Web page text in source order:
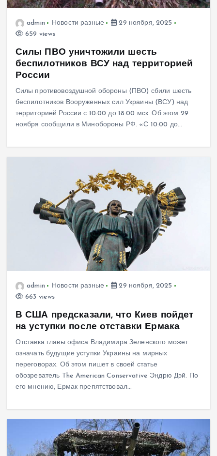
admin Новости разные
29 ноября, 2025
659 views
Силы ПВО уничтожили шесть
беспилотников ВСУ над территорией
России
Силы противовоздушной обороны (ПВО) сбили шесть
беспилотников Вооруженных сил Украины (ВСУ) над
территорией России с 10:00 до 18:00 мск. Об этом 29
ноября сообщили в Минобороны РФ. «С 10:00 до…
admin Новости разные
29 ноября, 2025
663 views
В США предсказали, что Киев пойдет
на уступки после отставки Ермака
Отставка главы офиса Владимира Зеленского может
означать будущие уступки Украины на мирных
переговорах. Об этом пишет в своей статье
обозреватель The American Conservative Эндрю Дэй. По
его мнению, Ермак препятствовал…